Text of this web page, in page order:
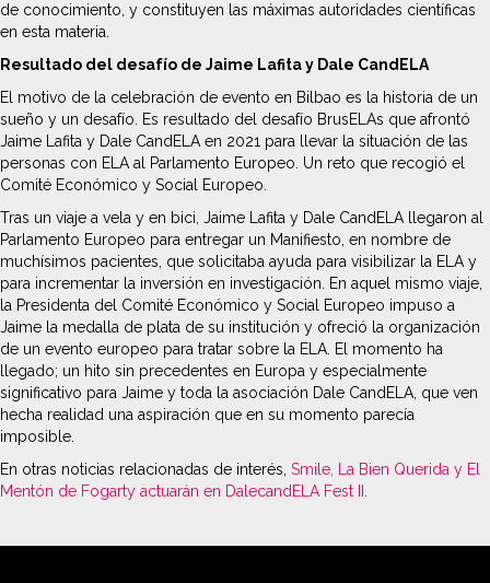
de conocimiento, y constituyen las máximas autoridades científicas
en esta materia.
Resultado del desafío de Jaime Lafita y Dale CandELA
El motivo de la celebración de evento en Bilbao es la historia de un
sueño y un desafío. Es resultado del desafío BrusELAs que afrontó
Jaime Lafita y Dale CandELA en 2021 para llevar la situación de las
personas con ELA al Parlamento Europeo. Un reto que recogió el
Comité Económico y Social Europeo.
Tras un viaje a vela y en bici, Jaime Lafita y Dale CandELA llegaron al
Parlamento Europeo para entregar un Manifiesto, en nombre de
muchísimos pacientes, que solicitaba ayuda para visibilizar la ELA y
para incrementar la inversión en investigación. En aquel mismo viaje,
la Presidenta del Comité Económico y Social Europeo impuso a
Jaime la medalla de plata de su institución y ofreció la organización
de un evento europeo para tratar sobre la ELA. El momento ha
llegado; un hito sin precedentes en Europa y especialmente
significativo para Jaime y toda la asociación Dale CandELA, que ven
hecha realidad una aspiración que en su momento parecía
imposible.
En otras noticias relacionadas de interés, Smile, La Bien Querida y El
Mentón de Fogarty actuarán en DalecandELA Fest II .